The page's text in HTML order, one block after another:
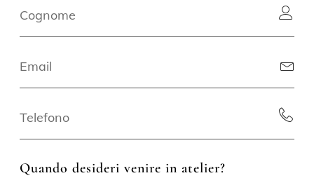
Quando desideri venire in atelier?